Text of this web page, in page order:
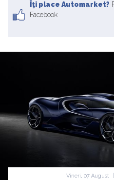
Îţi place Automarket?
Facebook
Vineri, 07 August